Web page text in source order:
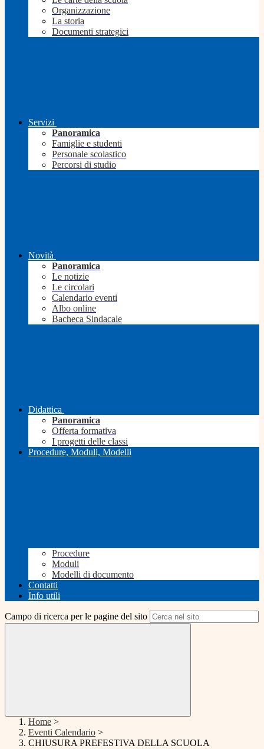
Organizzazione
La storia
Documenti strategici
Servizi
Panoramica
Famiglie e studenti
Personale scolastico
Percorsi di studio
Novità
Panoramica
Le notizie
Le circolari
Calendario eventi
Albo online
Bacheca Sindacale
Didattica
Panoramica
Offerta formativa
I progetti delle classi
Procedure, Moduli, Modelli
Procedure
Moduli
Modelli di documento
Contatti
Info utili
Campo di ricerca per le pagine del sito
Home >
Eventi Calendario >
CHIUSURA PREFESTIVA DELLA SCUOLA